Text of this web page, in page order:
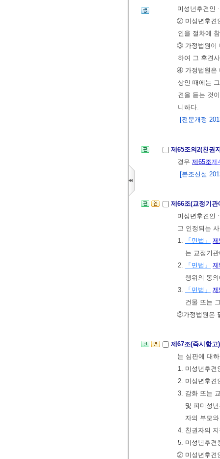
미성년후견인
② 미성년후견
인을 절차에
③ 가정법원이
하여 그 후견
④ 가정법원은
상인 때에는
견을 듣는 것
니하다.
[전문개정
제65조의2(친권
경우 제65조제
[본조신설
제66조(교정기
미성년후견인
고 인정되는
1.
「민법」
는 교정기
2.
「민법」
행위의 동
3.
「민법」
건물 또는
②가정법원은
제67조(즉시항
는 심판에 대
1. 미성년후견
2. 미성년후견
3. 감화 또는
및 피미성
자의 부모
4. 친권자의
5. 미성년후견
② 미성년후견